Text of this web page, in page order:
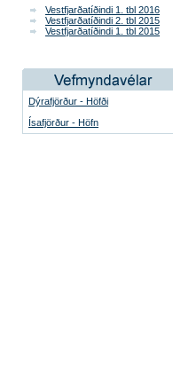
Vestfjarðatíðindi 1. tbl 2016
Vestfjarðatíðindi 2. tbl 2015
Vestfjarðatíðindi 1. tbl 2015
Dýrafjörður - Höfði
Ísafjörður - Höfn